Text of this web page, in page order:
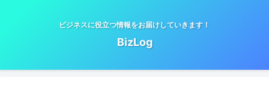
ビジネスに役立つ情報をお届けしていきます！
BizLog